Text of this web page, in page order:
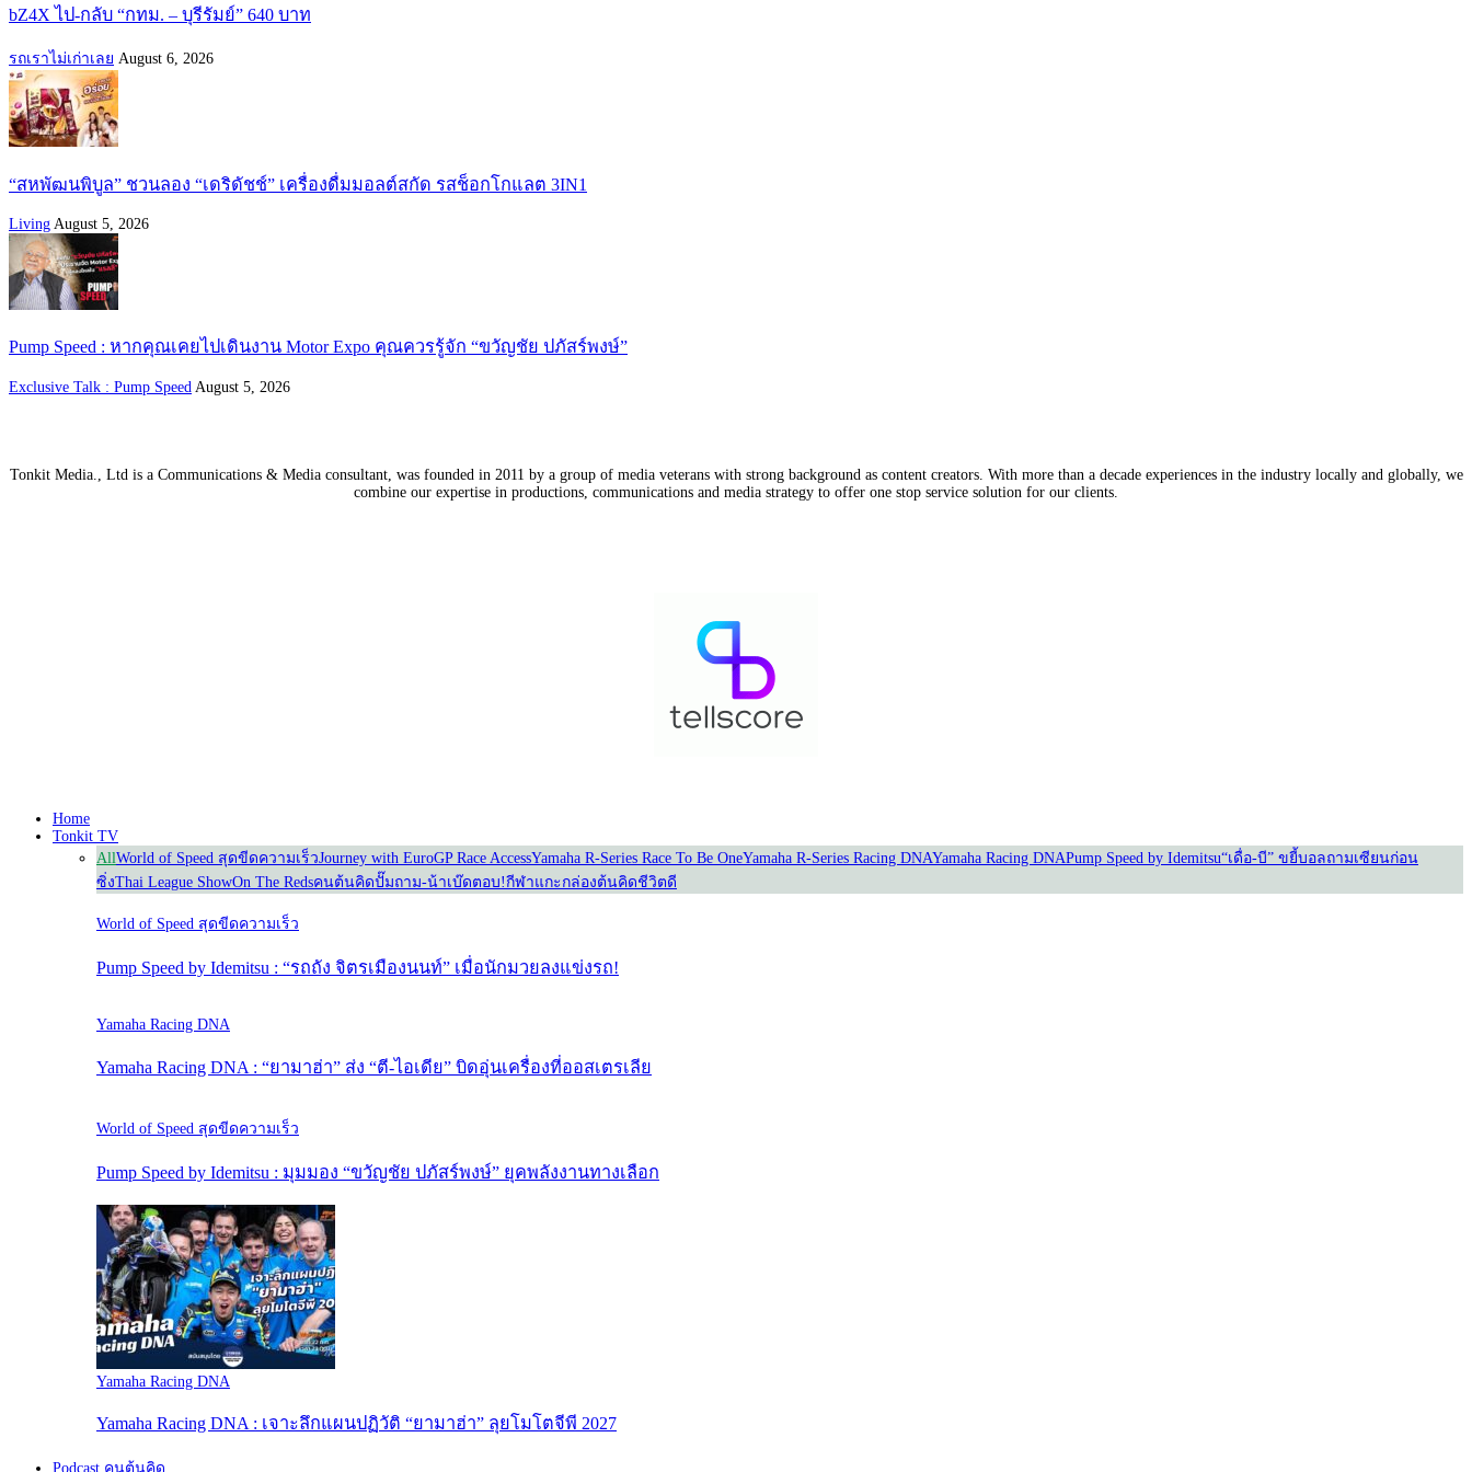
bZ4X ไป-กลับ “กทม. – บุรีรัมย์” 640 บาท
รถเราไม่เก่าเลย August 6, 2026
“สหพัฒนพิบูล” ชวนลอง “เดริดัชช์” เครื่องดื่มมอลต์สกัด รสช็อกโกแลต 3IN1
Living August 5, 2026
Pump Speed : หากคุณเคยไปเดินงาน Motor Expo คุณควรรู้จัก “ขวัญชัย ปภัสร์พงษ์”
Exclusive Talk : Pump Speed August 5, 2026
Tonkit Media., Ltd is a Communications & Media consultant, was founded in 2011 by a group of media veterans with strong background as content creators. With more than a decade experiences in the industry locally and globally, we
combine our expertise in productions, communications and media strategy to offer one stop service solution for our clients.
Home
Tonkit TV
AllWorld of Speed สุดขีดความเร็วJourney with EuroGP Race AccessYamaha R-Series Race To Be OneYamaha R-Series Racing DNAYamaha Racing DNAPump Speed by Idemitsu“เดื่อ-บี” ขยี้บอลถามเซียนก่อน
ซิ่งThai League ShowOn The Redsคนต้นคิดปั๊มถาม-น้าเบ๊ดตอบ!กีฬาแกะกล่องต้นคิดชีวิตดี
World of Speed สุดขีดความเร็ว
Pump Speed by Idemitsu : “รถถัง จิตรเมืองนนท์” เมื่อนักมวยลงแข่งรถ!
Yamaha Racing DNA
Yamaha Racing DNA : “ยามาฮ่า” ส่ง “ตี-ไอเดีย” บิดอุ่นเครื่องที่ออสเตรเลีย
World of Speed สุดขีดความเร็ว
Pump Speed by Idemitsu : มุมมอง “ขวัญชัย ปภัสร์พงษ์” ยุคพลังงานทางเลือก
Yamaha Racing DNA
Yamaha Racing DNA : เจาะลึกแผนปฏิวัติ “ยามาฮ่า” ลุยโมโตจีพี 2027
Podcast คนต้นคิด